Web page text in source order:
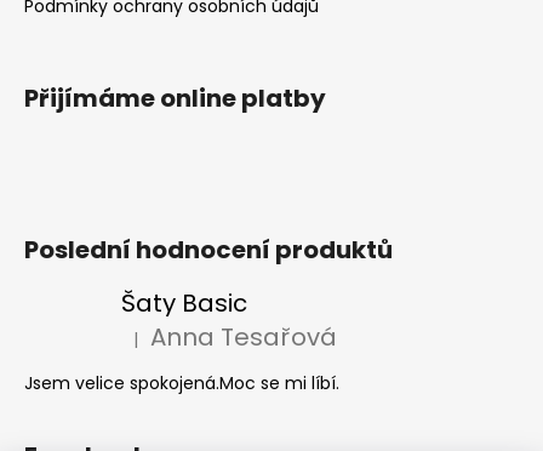
Podmínky ochrany osobních údajů
Přijímáme online platby
Poslední hodnocení produktů
Šaty Basic
Hodnocení produktu je 5 z 5 hvězdiček.
| Anna Tesařová
Jsem velice spokojená.Moc se mi líbí.